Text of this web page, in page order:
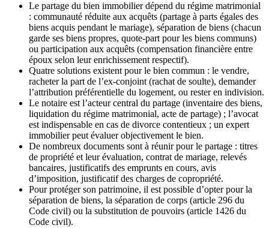
Le partage du bien immobilier dépend du régime matrimonial
: communauté réduite aux acquêts (partage à parts égales des
biens acquis pendant le mariage), séparation de biens (chacun
garde ses biens propres, quote-part pour les biens communs)
ou participation aux acquêts (compensation financière entre
époux selon leur enrichissement respectif).
Quatre solutions existent pour le bien commun : le vendre,
racheter la part de l’ex-conjoint (rachat de soulte), demander
l’attribution préférentielle du logement, ou rester en indivision.
Le notaire est l’acteur central du partage (inventaire des biens,
liquidation du régime matrimonial, acte de partage) ; l’avocat
est indispensable en cas de divorce contentieux ; un expert
immobilier peut évaluer objectivement le bien.
De nombreux documents sont à réunir pour le partage : titres
de propriété et leur évaluation, contrat de mariage, relevés
bancaires, justificatifs des emprunts en cours, avis
d’imposition, justificatif des charges de copropriété.
Pour protéger son patrimoine, il est possible d’opter pour la
séparation de biens, la séparation de corps (article 296 du
Code civil) ou la substitution de pouvoirs (article 1426 du
Code civil).